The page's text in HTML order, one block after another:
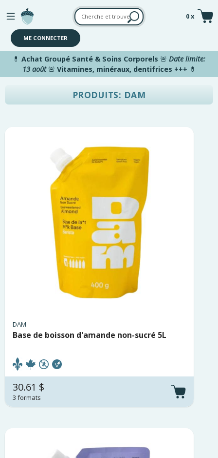
Aller au contenu principal
0 x
ME CONNECTER
💊 Achat Groupé Santé & Soins Corporels 🚨 Date limite:
13 août🚨 Vitamines, minéraux, dentifrices +++ 💊
PRODUITS: DAM
DAM
Base de boisson d'amande non-sucré 5L
30.61 $
3 formats